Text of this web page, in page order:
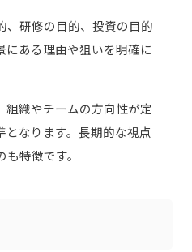
、研修の目的、投資の目的
にある理由や狙いを明確に
組織やチームの方向性が定
となります。長期的な視点
特徴です。